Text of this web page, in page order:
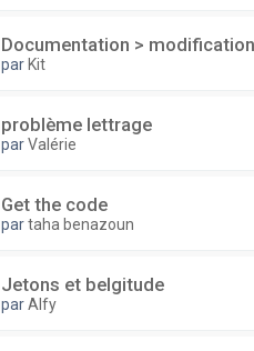
Documentation >
par Kit
problème lettrage
parValérie
Get the code
partaha benazoun
Jetons et belgitude
parAlfy